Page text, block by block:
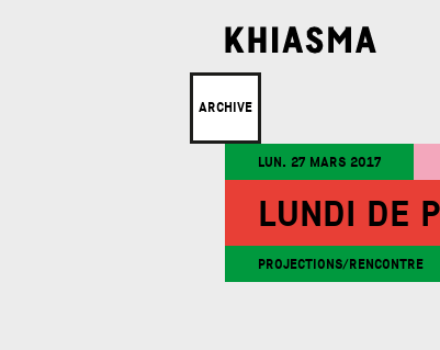
ARCHIVE
LUN. 27 MARS 2017
LUNDI DE
PROJECTIONS/RENCONTRE